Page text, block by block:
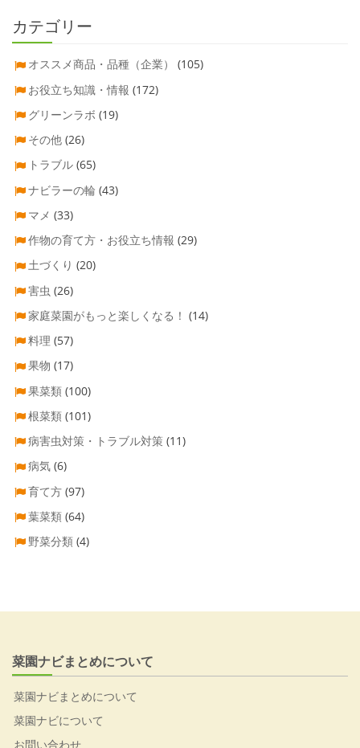
カテゴリー
オススメ商品・品種（企業）
(105)
お役立ち知識・情報 (172)
グリーンラボ (19)
その他 (26)
トラブル (65)
ナビラーの輪 (43)
マメ (33)
作物の育て方・お役立ち情報 (29)
土づくり (20)
害虫 (26)
家庭菜園がもっと楽しくなる！ (14)
料理 (57)
果物 (17)
果菜類 (100)
根菜類 (101)
病害虫対策・トラブル対策 (11)
病気 (6)
育て方 (97)
葉菜類 (64)
野菜分類 (4)
菜園ナビまとめについて
菜園ナビまとめについて
菜園ナビについて
お問い合わせ